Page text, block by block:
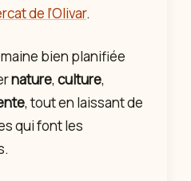
de l’Olivar.
bien planifiée
nature, culture,
, tout en laissant de
qui font les